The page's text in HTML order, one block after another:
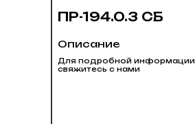
ПР-194.0.3 СБ
Описание
Для подробной информации
свяжитесь с нами